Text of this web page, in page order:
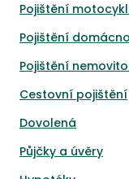
Pojištění
Pojištění
Pojištění
Cestovní pojištění
Dovolená
Půjčky a úvěry